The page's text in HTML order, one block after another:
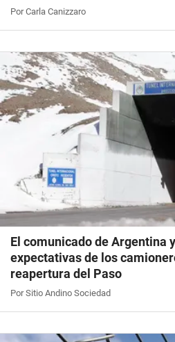
Por Carla Canizzaro
El comunicado de Argentina
expectativas de los
reapertura del Paso
Por Sitio Andino Sociedad